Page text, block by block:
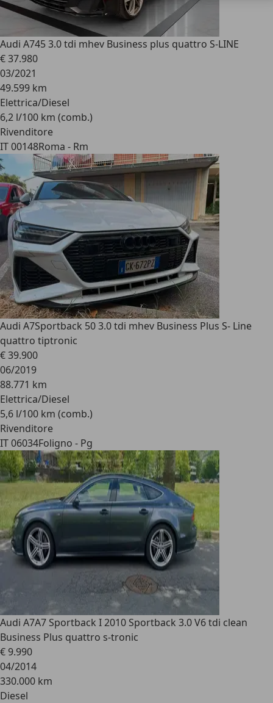
Audi A745 3.0 tdi mhev Business plus quattro S-LINE
€ 37.980
03/2021
49.599 km
Elettrica/Diesel
6,2 l/100 km (comb.)
Rivenditore
IT 00148Roma - Rm
Audi A7Sportback 50 3.0 tdi mhev Business Plus S- Line
quattro tiptronic
€ 39.900
06/2019
88.771 km
Elettrica/Diesel
5,6 l/100 km (comb.)
Rivenditore
IT 06034Foligno - Pg
Audi A7A7 Sportback I 2010 Sportback 3.0 V6 tdi clean
Business Plus quattro s-tronic
€ 9.990
04/2014
330.000 km
Diesel